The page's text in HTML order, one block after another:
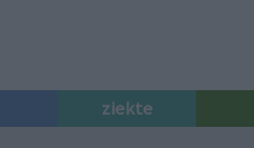
ziekte